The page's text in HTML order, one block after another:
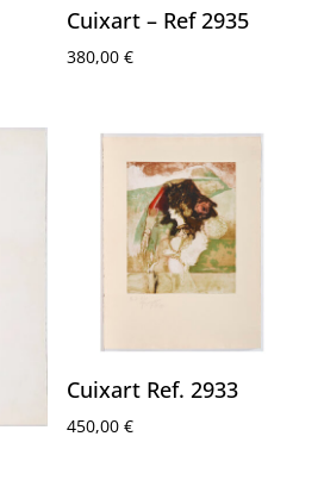
Cuixart – Ref 2935
380,00€
Cuixart Ref. 2933
450,00€